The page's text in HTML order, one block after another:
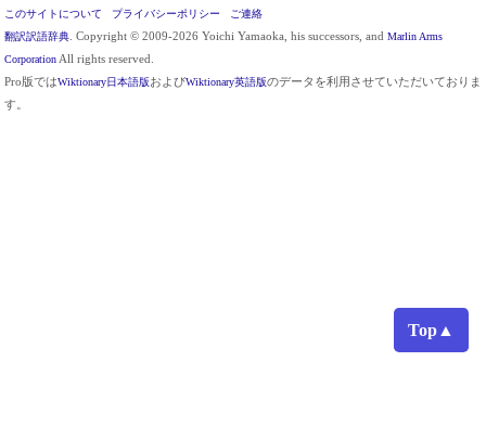
Top▲
このサイトについて プライバシーポリシー
ご連絡
翻訳訳語辞典. Copyright © 2009-2026 Yoichi Yamaoka, his successors, and Marlin Arms
CorporationAll rights reserved.
Pro版ではWiktionary日本語版およびWiktionary英語版のデータを利用させていただいておりま
す。